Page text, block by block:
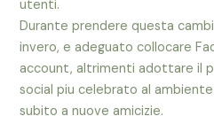
utenti.
Durante prendere questa
invero, e adeguato collocare
account, altrimenti adottare il
social piu celebrato al
subito a nuove amicizie.